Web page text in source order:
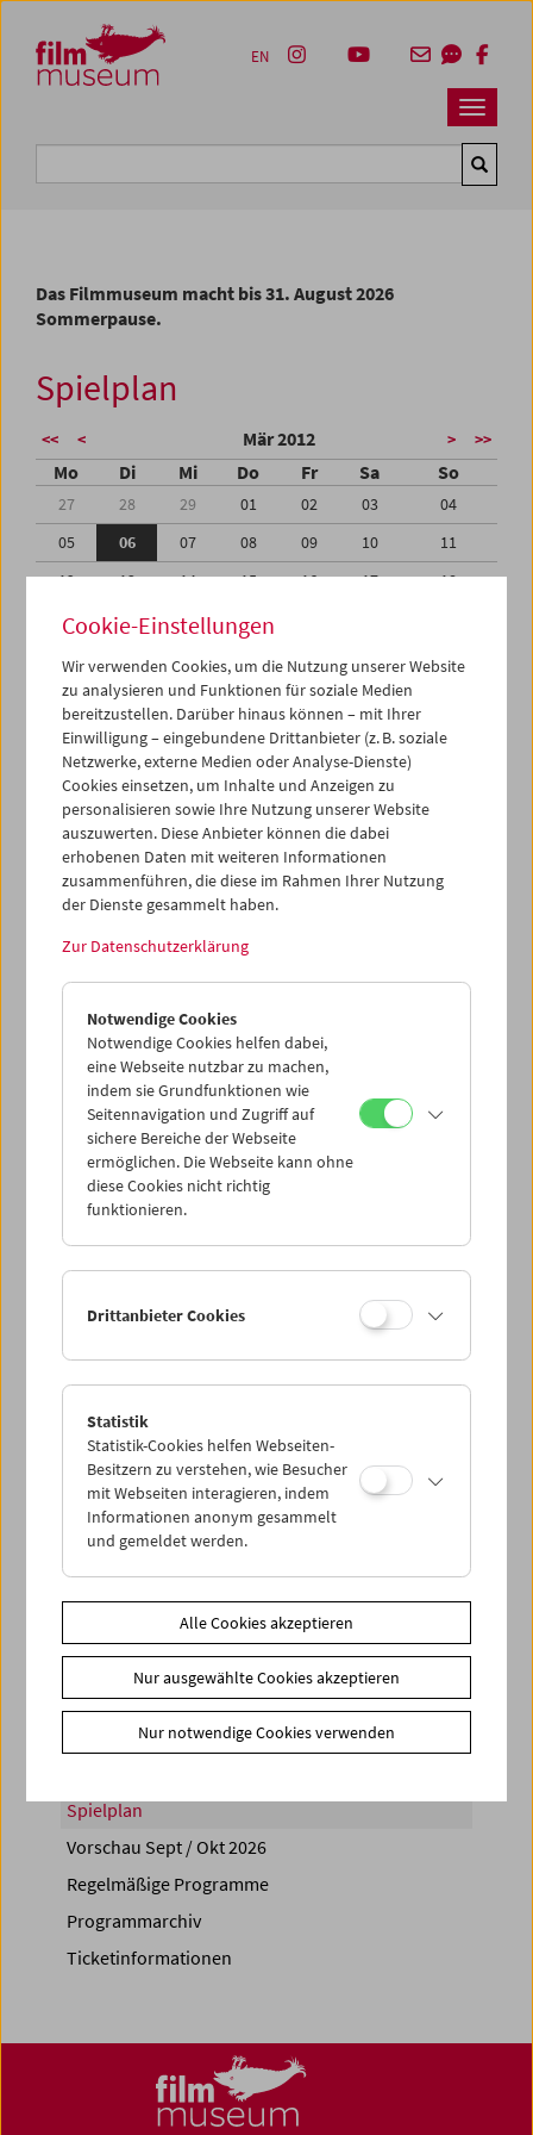
Zum Inhalt
Zum Hauptmenü
Zur Servicenavigation
Zum Suche
Navbar
EN
Das Filmmuseum macht bis 31. August 2026
Sommerpause.
Spielplan
<< < Mär 2012 > >>
Mo Di Mi Do Fr Sa So
27 28 29 01 02 03
04
05
06 07 08 09 10
11
12
13 14 15 16 17
18
19
20 21 22
26
28 30
01
02
03 04 05 06 07
iCalender
Programmheft-PDF
English language or subtitles
< Vorherige Woche
Mo 5.3.
Di 6.3.
Mi 7.3.
Do 8.3.
Sa 10.3.
PROGRAMM ÜBERBLICK
Share on
Spielplan
Vorschau Sept / Okt 2026
Regelmäßige Programme
Programmarchiv
Ticketinformationen
Cookie-Einstellungen
Wir verwenden Cookies, um die Nutzung unserer Website
zu analysieren und Funktionen für soziale Medien
bereitzustellen. Darüber hinaus können – mit Ihrer
Einwilligung – eingebundene Drittanbieter (z. B. soziale
Netzwerke, externe Medien oder Analyse-Dienste)
Cookies einsetzen, um Inhalte und Anzeigen zu
personalisieren sowie Ihre Nutzung unserer Website
auszuwerten. Diese Anbieter können die dabei
erhobenen Daten mit weiteren Informationen
zusammenführen, die diese im Rahmen Ihrer Nutzung
der Dienste gesammelt haben.
Zur Datenschutzerklärung
Notwendige Cookies
Notwendige Cookies helfen dabei,
eine Webseite nutzbar zu machen,
indem sie Grundfunktionen wie
Seitennavigation und Zugriff auf
sichere Bereiche der Webseite
ermöglichen. Die Webseite kann ohne
diese Cookies nicht richtig
funktionieren.
Drittanbieter Cookies
Statistik
Statistik-Cookies helfen Webseiten-
Besitzern zu verstehen, wie Besucher
mit Webseiten interagieren, indem
Informationen anonym gesammelt
und gemeldet werden.
Alle Cookies akzeptieren
Nur ausgewählte Cookies akzeptieren
Nur notwendige Cookies verwenden